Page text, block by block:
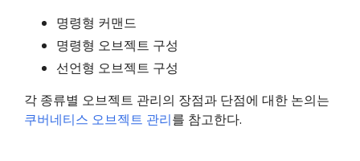
명령형 커맨드
명령형 오브젝트 구성
선언형 오브젝트 구성
각 종류별 오브젝트 관리의 장점과 단점에 대한 논의는
쿠버네티스 오브젝트 관리를 참고한다.